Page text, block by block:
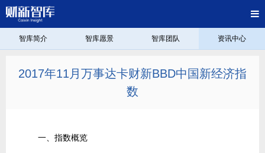
智库简介 智库愿景 智库团队 资讯中心
2017年11月万事达卡财新BBD中国新经济指
数
一、指数概览